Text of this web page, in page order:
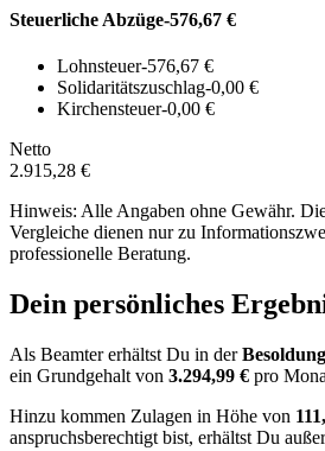
Steuerliche Abzüge-576,67 €
Lohnsteuer-576,67 €
Solidaritätszuschlag-0,00 €
Kirchensteuer-0,00 €
Netto
2.915,28 €
Hinweis: Alle Angaben ohne Gewähr.
Vergleiche dienen nur zu
professionelle Beratung.
Dein persönliches
Als Beamter erhältst Du in der
ein Grundgehalt von 3.294,99 € pro
Hinzu kommen Zulagen in Höhe von
anspruchsberechtigt bist, erhältst Du